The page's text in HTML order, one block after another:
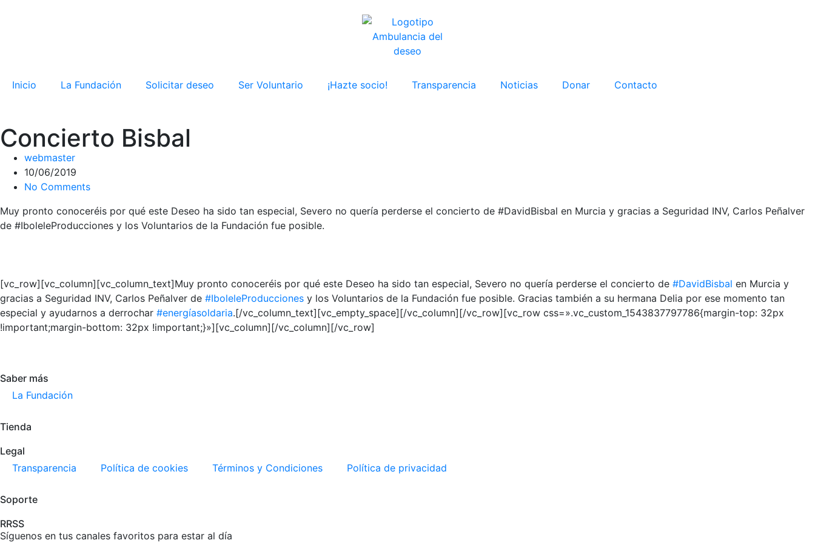
Inicio La Fundación Solicitar deseo Ser Voluntario ¡Hazte socio! Transparencia Noticias Donar Contacto
Concierto Bisbal
webmaster
10/06/2019
No Comments
Muy pronto conoceréis por qué este Deseo ha sido tan especial, Severo no quería perderse el concierto de #DavidBisbal en Murcia y gracias a Seguridad INV, Carlos Peñalver
de #IboleleProducciones y los Voluntarios de la Fundación fue posible.
[vc_row][vc_column][vc_column_text]Muy pronto conoceréis por qué este Deseo ha sido tan especial, Severo no quería perderse el concierto de #DavidBisbal en Murcia y
gracias a Seguridad INV, Carlos Peñalver de #IboleleProducciones y los Voluntarios de la Fundación fue posible. Gracias también a su hermana Delia por ese momento tan
especial y ayudarnos a derrochar #energíasoldaria.[/vc_column_text][vc_empty_space][/vc_column][/vc_row][vc_row css=».vc_custom_1543837797786{margin-top: 32px
!important;margin-bottom: 32px !important;}»][vc_column][/vc_column][/vc_row]
Saber más
La Fundación
Tienda
Legal
Transparencia
Política de cookies Términos y Condiciones Política de privacidad
Soporte
RRSS
Síguenos en tus canales favoritos para estar al día